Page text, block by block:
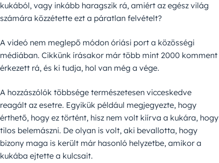
kukából, vagy inkább haragszik rá, amiért az egész világ
számára közzétette ezt a páratlan felvételt?
A videó nem meglepő módon óriási port a közösségi
médiában. Cikkünk írásakor már több mint 2000 komment
érkezett rá, és ki tudja, hol van még a vége.
A hozzászólók többsége természetesen vicceskedve
reagált az esetre. Egyikük például megjegyezte, hogy
érthető, hogy ez történt, hisz nem volt kiírva a kukára, hogy
tilos belemászni. De olyan is volt, aki bevallotta, hogy
bizony maga is került már hasonló helyzetbe, amikor a
kukába ejtette a kulcsait.